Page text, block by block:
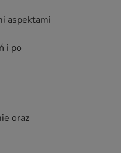
aspektami
i po
oraz